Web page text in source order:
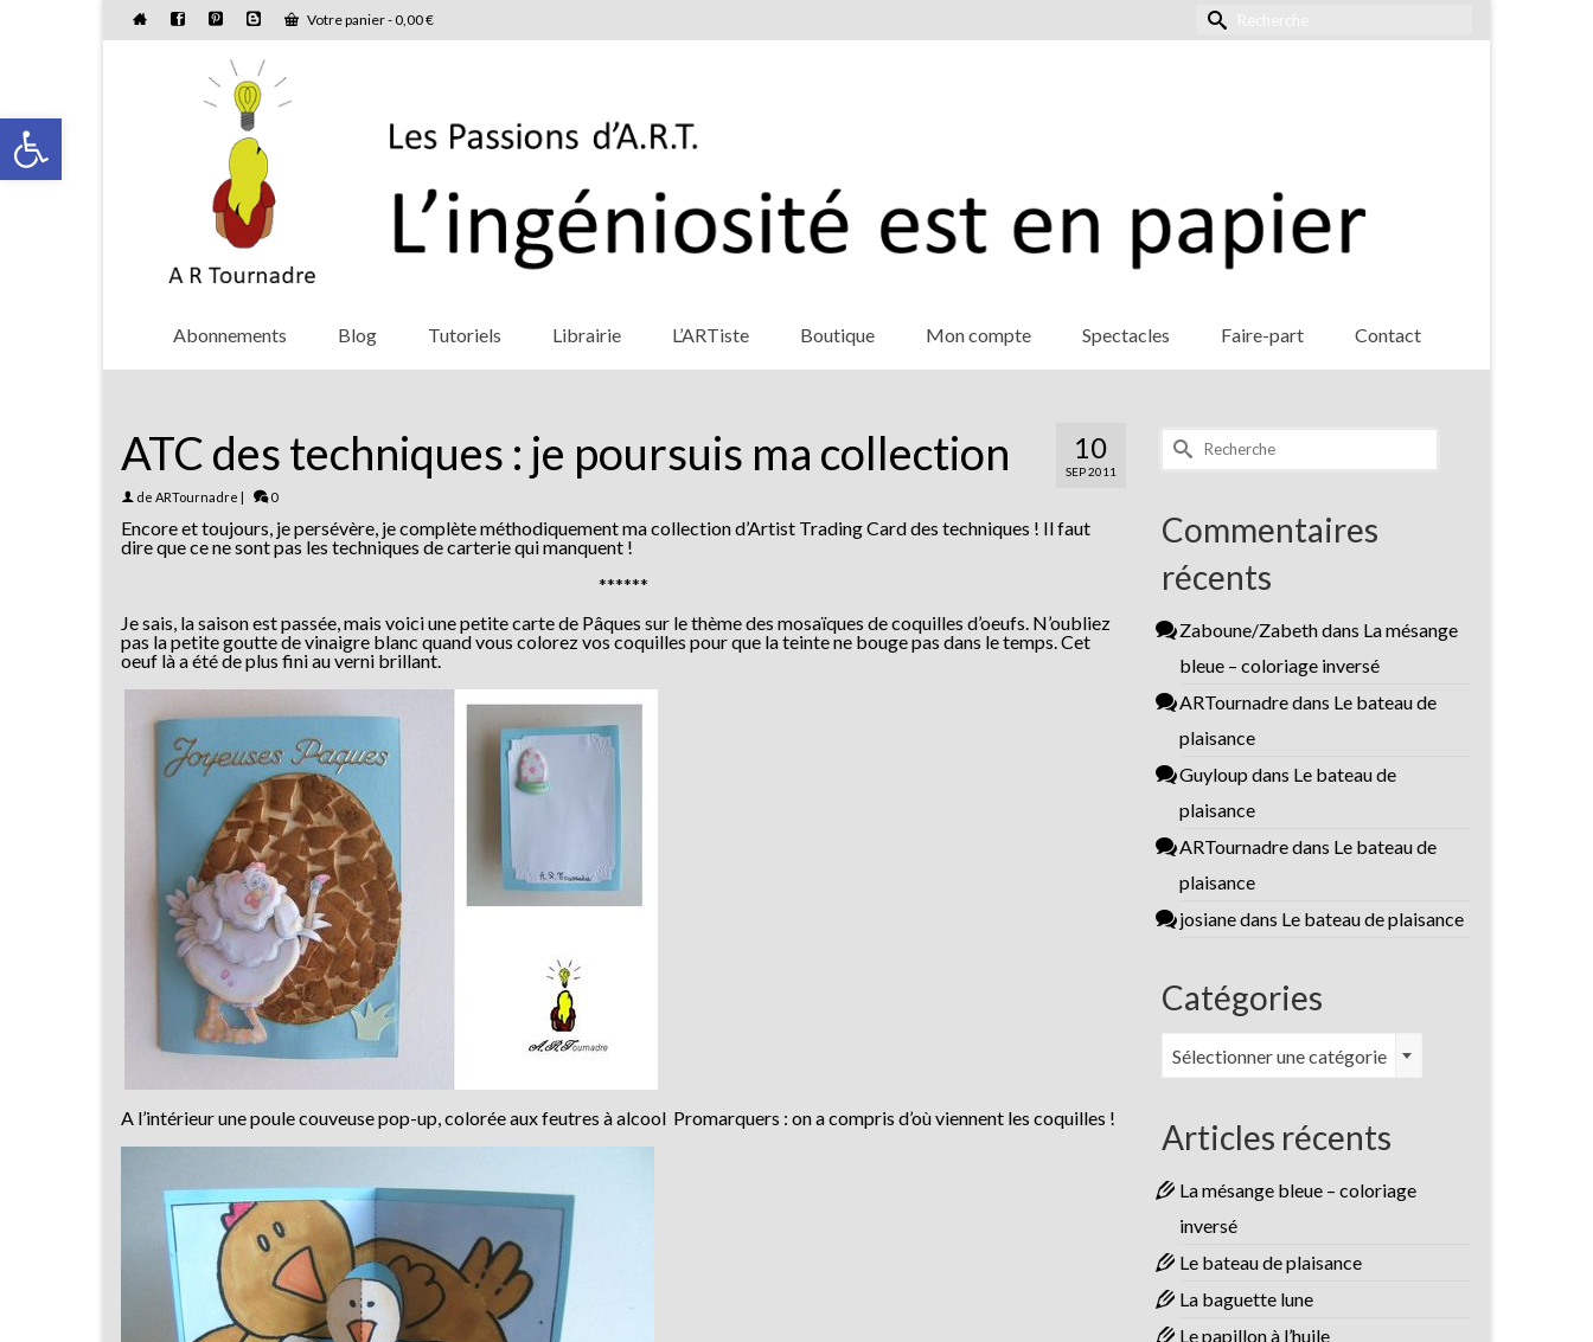
Ouvrir la barre d’outils
Votre panier-0,00€ Rechercher :
Abonnements Blog Tutoriels Librairie L’ARTiste Boutique Mon compte Spectacles Faire-part Contact
10
SEP 2011
ATC des techniques : je poursuis ma collection
de ARTournadre | 0
Encore et toujours, je persévère, je complète méthodiquement ma collection d’Artist Trading Card des techniques ! Il faut
dire que ce ne sont pas les techniques de carterie qui manquent !
******
Je sais, la saison est passée, mais voici une petite carte de Pâques sur le thème des mosaïques de coquilles d’oeufs. N’oubliez
pas la petite goutte de vinaigre blanc quand vous colorez vos coquilles pour que la teinte ne bouge pas dans le temps. Cet
oeuf là a été de plus fini au verni brillant.
A l’intérieur une poule couveuse pop-up, colorée aux feutres à alcool Promarquers : on a compris d’où viennent les coquilles !
Rechercher :
Commentaires
récents
Zaboune/Zabethdans La mésange
bleue – coloriage inversé
ARTournadredans Le bateau de
plaisance
Guyloup dans Le bateau de
plaisance
ARTournadredans Le bateau de
plaisance
josianedans Le bateau de plaisance
Catégories
Catégories
Sélectionner une catégorie
Articles récents
La mésange bleue – coloriage
inversé
Le bateau de plaisance
La baguette lune
Le papillon à l’huile